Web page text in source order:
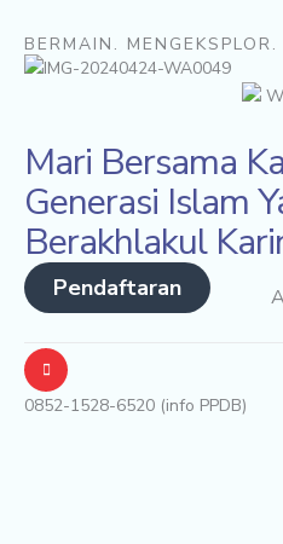
BERMAIN.
Mari Bersama
Generasi Islam
Berakhlakul
Pendaftaran
0852-1528-6520 (info PPDB)